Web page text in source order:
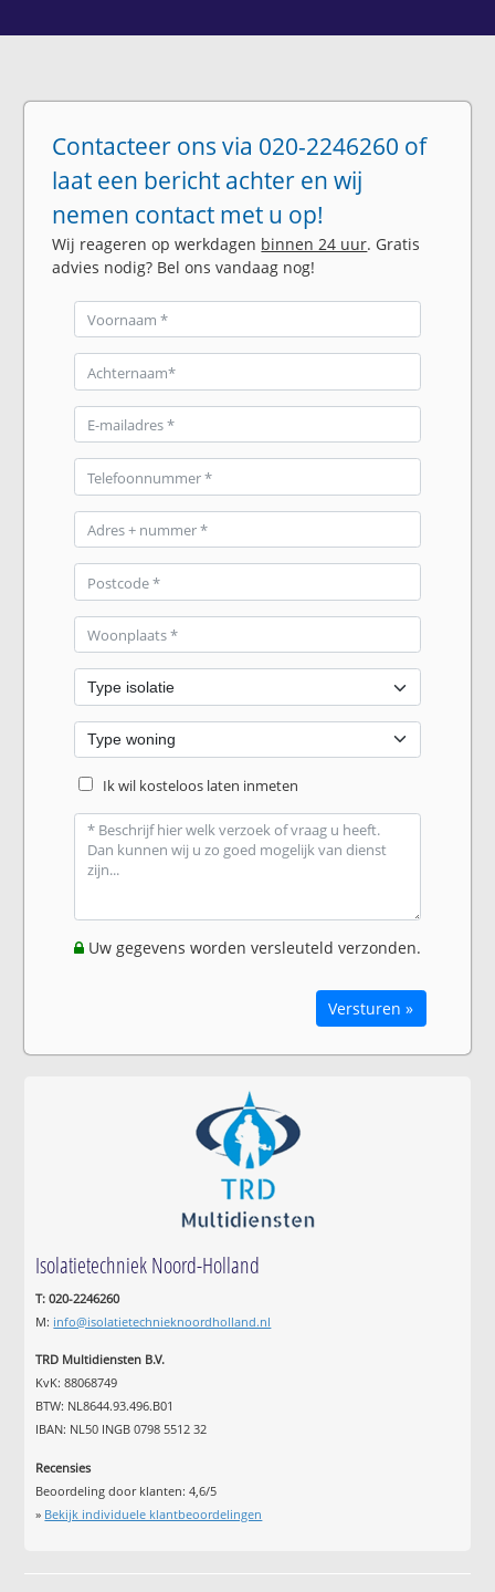
Contacteer ons via 020-2246260 of
laat een bericht achter en wij
nemen contact met u op!
Wij reageren op werkdagen binnen 24 uur. Gratis
advies nodig? Bel ons vandaag nog!
Ik wil kosteloos laten inmeten
Uw gegevens worden versleuteld verzonden.
Versturen »
Isolatietechniek Noord-Holland
T: 020-2246260
M: info@isolatietechnieknoordholland.nl
TRD Multidiensten B.V.
KvK: 88068749
BTW: NL8644.93.496.B01
IBAN: NL50 INGB 0798 5512 32
Recensies
Beoordeling door klanten:4,6/5
» Bekijk individuele klantbeoordelingen